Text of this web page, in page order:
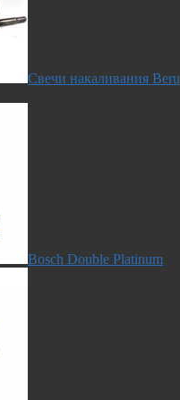
Свечи накаливания Beru
Bosch Double Platinum